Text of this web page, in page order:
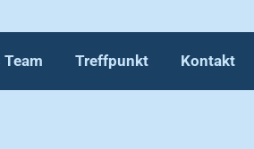
Team Treffpunkt Kontakt